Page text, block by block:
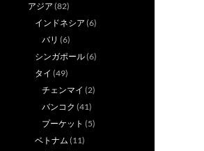
アジア (82)
インドネシア (6)
バリ (6)
シンガポール(6)
タイ (49)
チェンマイ (2)
バンコク (41)
プーケット (5)
ベトナム (11)